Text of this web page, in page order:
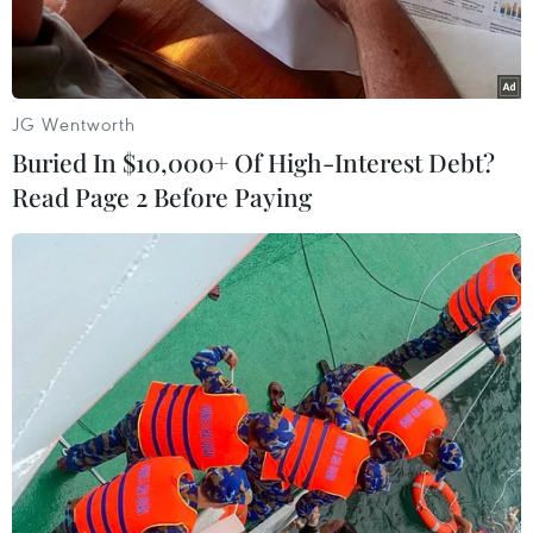
Ảnh minh hoạ. (Ảnh: Di Động Việt)
Vào lúc 0 giờ ngày 10/9 (theo giờ Việt Nam),
Apple chính thức giới thiệu iPhone 17 series
cùng nhiều sản phẩm mới như Apple Watch
Series 11, Apple Watch Ultra 3, Apple Watch SE
JG Wentworth
Buried In $10,000+ Of High-Interest Debt?
Read Page 2 Before Paying